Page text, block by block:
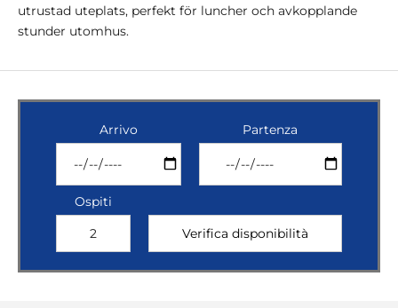
utrustad uteplats, perfekt för luncher och avkopplande
stunder utomhus.
Arrivo Partenza
Ospiti